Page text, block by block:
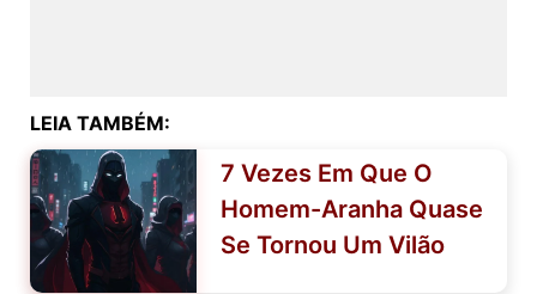
LEIA TAMBÉM:
7 Vezes Em Que O
Homem-Aranha Quase
Se Tornou Um Vilão